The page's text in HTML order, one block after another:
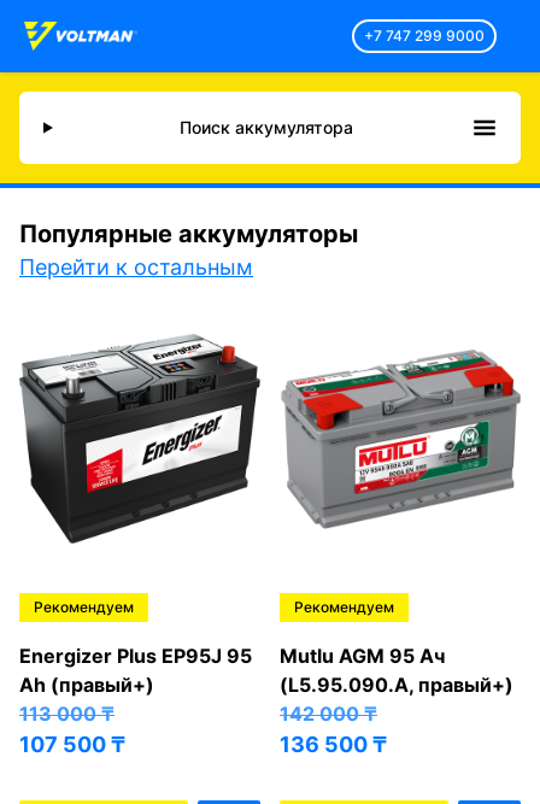
+7 747 299 9000
Поиск аккумулятора
Популярные аккумуляторы
Перейти к остальным
Рекомендуем
Energizer Plus EP95J 95
Ah (правый+)
113 000₸
107 500₸
Рекомендуем
Mutlu AGM 95 Ач
(L5.95.090.A, правый+)
142 000₸
136 500₸